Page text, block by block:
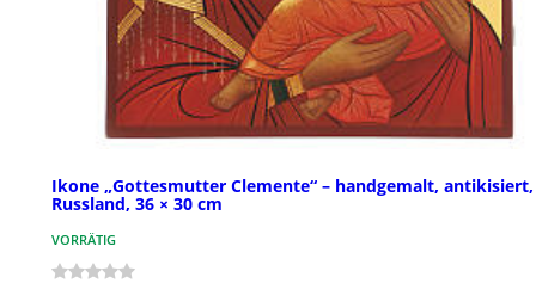
Ikone „Gottesmutter Clemente“ – handgemalt, antikisiert,
Russland, 36 × 30 cm
VORRÄTIG